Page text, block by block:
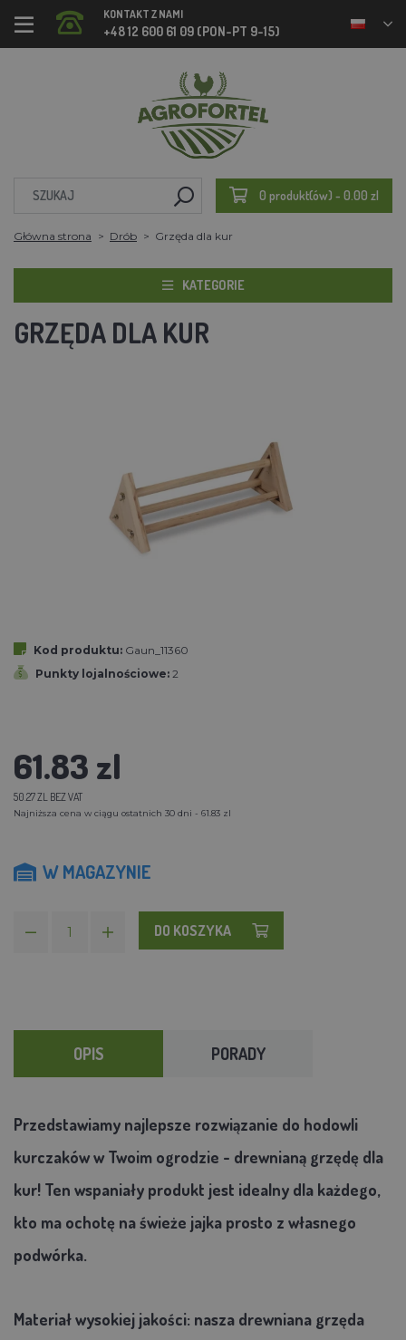
KONTAKT Z NAMI
+48 12 600 61 09 (PON-PT 9-15)
0 produkt(ów) - 0.00 zl
Główna strona Drób Grzęda dla kur
KATEGORIE
GRZĘDA DLA KUR
Kod produktu: Gaun_11360
Punkty lojalnościowe: 2
61.83 zl
50.27 ZL BEZ VAT
Najniższa cena w ciągu ostatnich 30 dni - 61.83 zl
W MAGAZYNIE
DO KOSZYKA
OPIS PORADY
Przedstawiamy najlepsze rozwiązanie do hodowli
kurczaków w Twoim ogrodzie - drewnianą grzędę dla
kur! Ten wspaniały produkt jest idealny dla każdego,
kto ma ochotę na świeże jajka prosto z własnego
podwórka.
Materiał wysokiej jakości: nasza drewniana grzęda